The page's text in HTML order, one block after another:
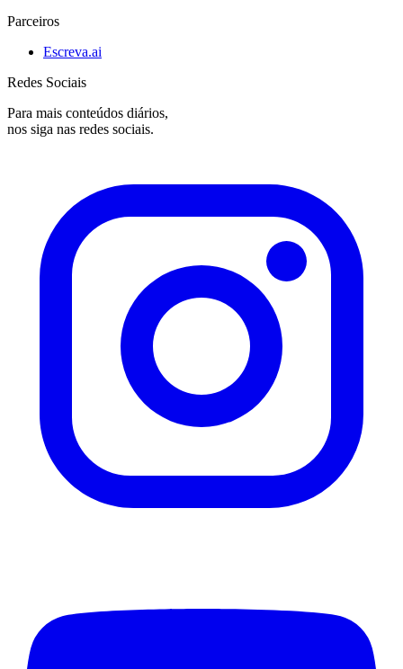
Parceiros
Escreva.ai
Redes Sociais
Para mais conteúdos diários,
nos siga nas redes sociais.